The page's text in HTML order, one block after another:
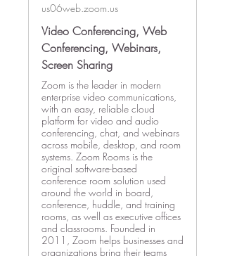
us06web.zoom.us
Video Conferencing, Web
Conferencing, Webinars,
Screen Sharing
Zoom is the leader in modern
enterprise video communications,
with an easy, reliable cloud
platform for video and audio
conferencing, chat, and webinars
across mobile, desktop, and room
systems. Zoom Rooms is the
original software-based
conference room solution used
around the world in board,
conference, huddle, and training
rooms, as well as executive offices
and classrooms. Founded in
2011, Zoom helps businesses and
organizations bring their teams